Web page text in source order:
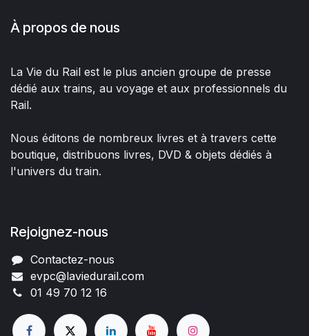
À propos de nous
La Vie du Rail est le plus ancien groupe de presse
dédié aux trains, au voyage et aux professionnels du
Rail.
Nous éditons de nombreux livres et à travers cette
boutique, distribuons livres, DVD & objets dédiés à
l'univers du train.
Rejoignez-nous
Contactez-nous
evpc@laviedurail.com
01 49 70 12 16